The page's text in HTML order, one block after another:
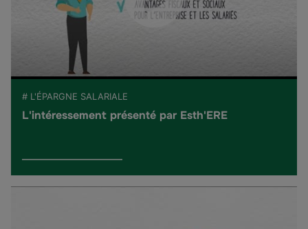
# L'ÉPARGNE SALARIALE
L'intéressement présenté par Esth'ERE